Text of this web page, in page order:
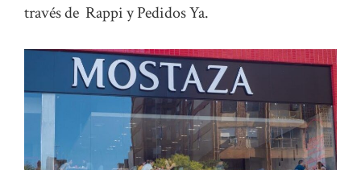
través de Rappi y Pedidos Ya.